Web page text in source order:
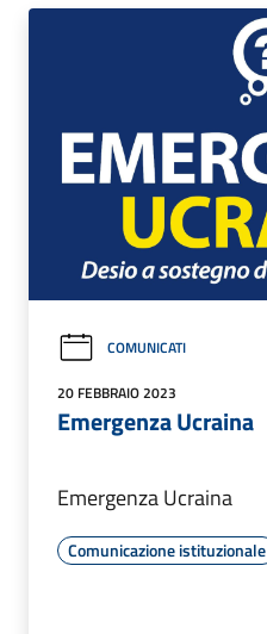
COMUNICATI
20 FEBBRAIO 2023
Emergenza Ucraina
Emergenza Ucraina
Comunicazione istituzionale